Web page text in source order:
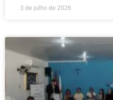
3 de julho de 2026